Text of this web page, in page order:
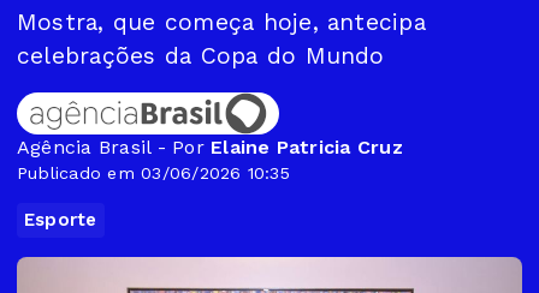
Mostra, que começa hoje, antecipa
celebrações da Copa do Mundo
Agência Brasil - Por Elaine Patricia Cruz
Publicado em 03/06/2026 10:35
Esporte